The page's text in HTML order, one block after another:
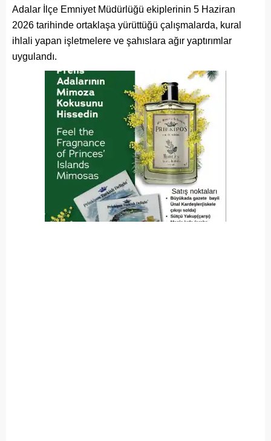
Adalar İlçe Emniyet Müdürlüğü ekiplerinin 5 Haziran
2026 tarihinde ortaklaşa yürüttüğü çalışmalarda, kural
ihlali yapan işletmelere ve şahıslara ağır yaptırımlar
uygulandı.